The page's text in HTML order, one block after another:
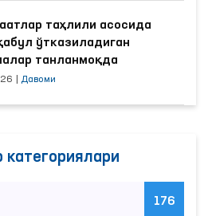
таҳлили асосида
ўтказиладиган
танланмоқда
Давоми
категориялари
176